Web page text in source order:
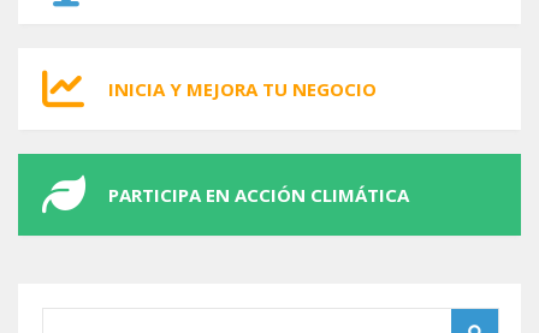
INICIA Y MEJORA TU NEGOCIO
PARTICIPA EN ACCIÓN CLIMÁTICA